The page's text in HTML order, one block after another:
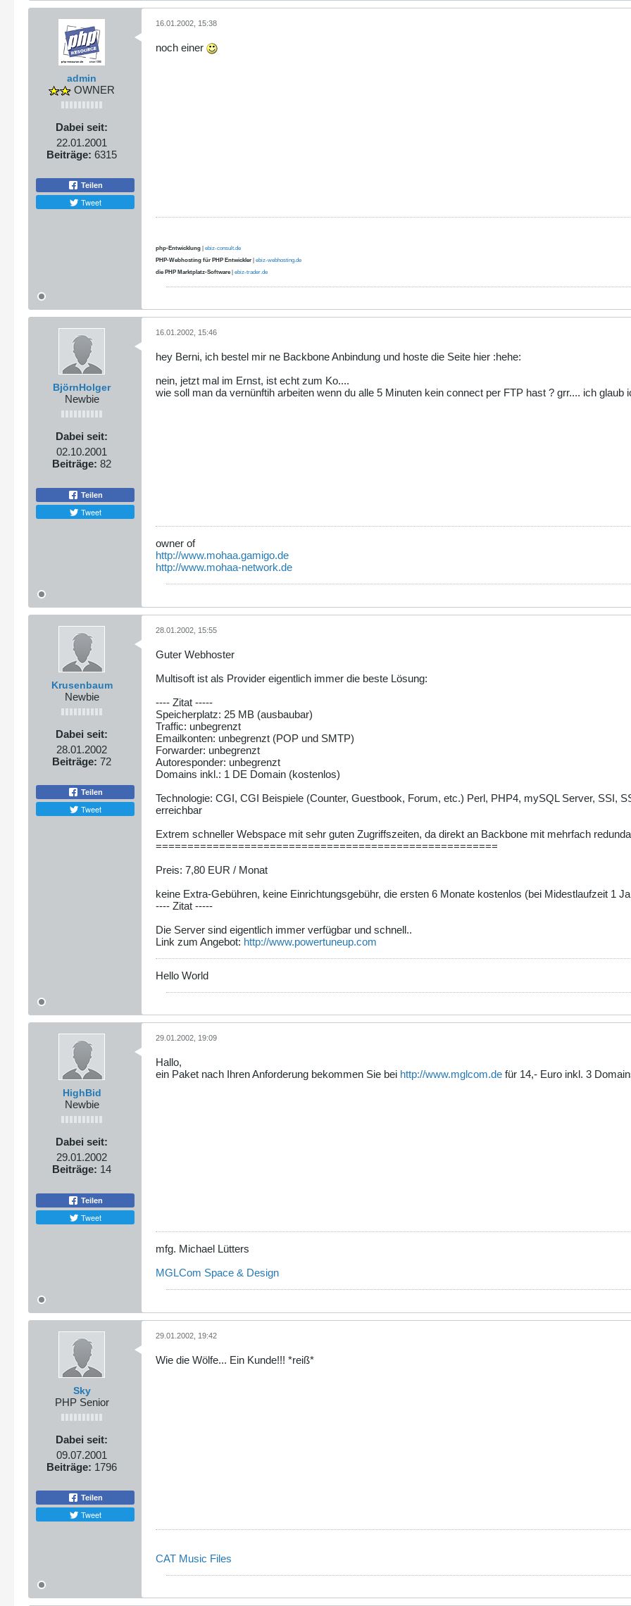
admin
OWNER
Dabei seit:
22.01.2001
Beiträge: 6315
Teilen
Tweet
16.01.2002, 15:38
noch einer
php-Entwicklung | ebiz-consult.de
PHP-Webhosting für PHP Entwickler | ebiz-webhosting.de
die PHP Marktplatz-Software | ebiz-trader.de
BjörnHolger
Newbie
Dabei seit:
02.10.2001
Beiträge: 82
Teilen
Tweet
16.01.2002, 15:46
hey Berni, ich bestel mir ne Backbone Anbindung und hoste die Seite hier :hehe:
nein, jetzt mal im Ernst, ist echt zum Ko....
wie soll man da vernünftih arbeiten wenn du alle 5 Minuten kein connect per FTP hast ? grr.... ich
owner of
http://www.mohaa.gamigo.de
http://www.mohaa-network.de
Krusenbaum
Newbie
Dabei seit:
28.01.2002
Beiträge: 72
Teilen
Tweet
28.01.2002, 15:55
Guter Webhoster
Multisoft ist als Provider eigentlich immer die beste Lösung:
---- Zitat -----
Speicherplatz: 25 MB (ausbaubar)
Traffic: unbegrenzt
Emailkonten: unbegrenzt (POP und SMTP)
Forwarder: unbegrenzt
Autoresponder: unbegrenzt
Domains inkl.: 1 DE Domain (kostenlos)
Technologie: CGI, CGI Beispiele (Counter, Guestbook, Forum, etc.) Perl, PHP4, mySQL Server, SSI,
erreichbar
Extrem schneller Webspace mit sehr guten Zugriffszeiten, da direkt an Backbone mit mehrfach
======================================================
Preis: 7,80 EUR / Monat
keine Extra-Gebühren, keine Einrichtungsgebühr, die ersten 6 Monate kostenlos (bei Midestlaufzeit 1
---- Zitat -----
Die Server sind eigentlich immer verfügbar und schnell..
Link zum Angebot: http://www.powertuneup.com
Hello World
HighBid
Newbie
Dabei seit:
29.01.2002
Beiträge: 14
Teilen
Tweet
29.01.2002, 19:09
Hallo,
ein Paket nach Ihren Anforderung bekommen Sie bei http://www.mglcom.de für 14,- Euro inkl. 3
mfg. Michael Lütters
MGLCom Space & Design
Sky
PHP Senior
Dabei seit:
09.07.2001
Beiträge: 1796
Teilen
Tweet
29.01.2002, 19:42
Wie die Wölfe... Ein Kunde!!! *reiß*
CAT Music Files